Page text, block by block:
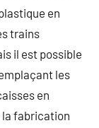
en
trains
il est possible
les
en
la fabrication